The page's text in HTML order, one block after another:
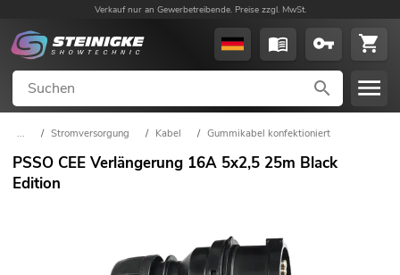
Verkauf nur an Gewerbetreibende. Preise zzgl. MwSt.
... / Stromversorgung / Kabel / Gummikabel konfektioniert
PSSO CEE Verlängerung 16A 5x2,5 25m Black
Edition